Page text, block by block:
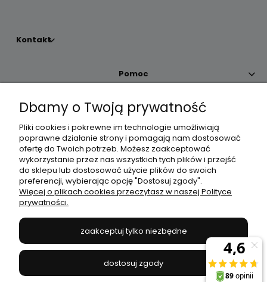
Kontakt
Pomoc
Moje konto
Płatności i dostawa
Informacje
JANEX
669-050-03-43
504 545 749//E-mail:sklep@janexmarket.pl
Dbamy o Twoją prywatność
Pliki cookies i pokrewne im technologie umożliwiają
poprawne działanie strony i pomagają nam dostosować
ofertę do Twoich potrzeb. Możesz zaakceptować
wykorzystanie przez nas wszystkich tych plików i przejść
do sklepu lub dostosować użycie plików do swoich
preferencji, wybierając opcję "Dostosuj zgody".
Więcej o plikach cookies przeczytasz w naszej Polityce
prywatności.
zaakceptuj tylko niezbędne
dostosuj zgody